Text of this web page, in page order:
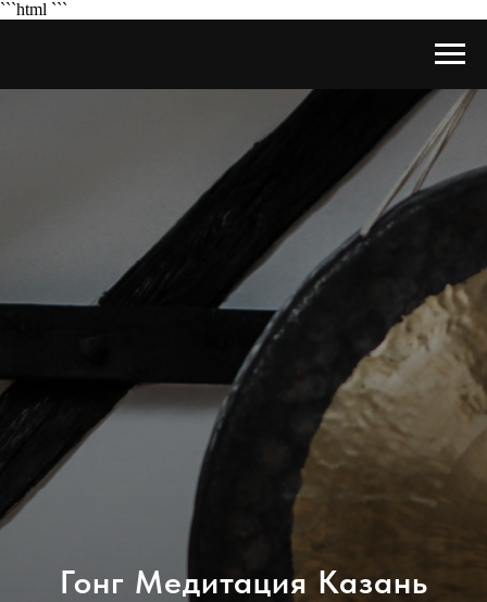
```html ```
Гонг Медитация Казань